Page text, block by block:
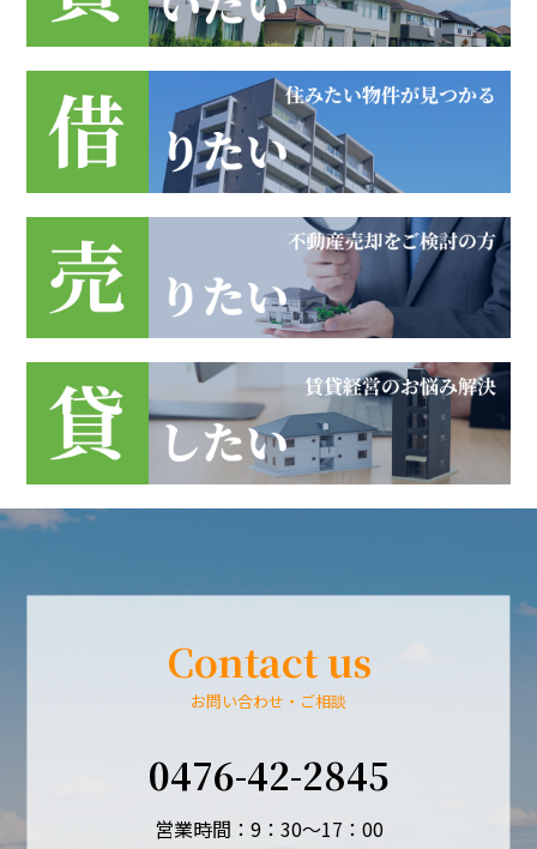
Contact us
お問い合わせ・ご相談
0476-42-2845
営業時間：9：30～17：00